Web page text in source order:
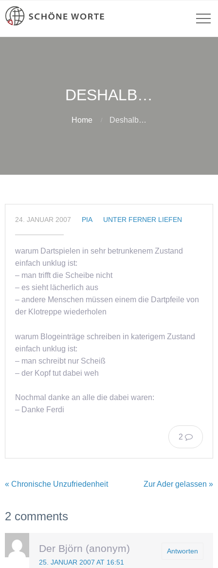
DESHALB…
Home Deshalb…
24. JANUAR 2007 PIA UNTER FERNER LIEFEN
warum Dartspielen in sehr betrunkenem Zustand
einfach unklug ist:
– man trifft die Scheibe nicht
– es sieht lächerlich aus
– andere Menschen müssen einem die Dartpfeile von
der Klotreppe wiederholen
warum Blogeinträge schreiben in katerigem Zustand
einfach unklug ist:
– man schreibt nur Scheiß
– der Kopf tut dabei weh
Nochmal danke an alle die dabei waren:
– Danke Ferdi
2
« Chronische Unzufriedenheit Zur Ader gelassen »
2 comments
Antworten
Der Björn (anonym)
25. JANUAR 2007 AT 16:51